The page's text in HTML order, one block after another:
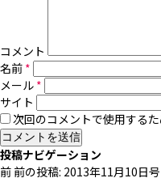
コメント
名前 *
メール *
サイト
次回のコメントで使用する
投稿ナビゲーション
前 前の投稿: 2013年11月10日号